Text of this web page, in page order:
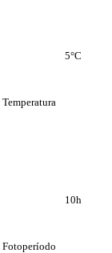
Temperatura
5°C
Fotoperíodo
10h